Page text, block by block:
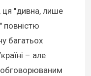
ця "дивна, лише
повністю
багатьох
– але
обговорюваним